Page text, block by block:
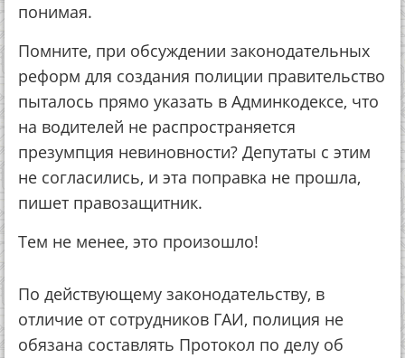
понимая.
Помните, при обсуждении законодательных
реформ для создания полиции правительство
пыталось прямо указать в Админкодексе, что
на водителей не распространяется
презумпция невиновности? Депутаты с этим
не согласились, и эта поправка не прошла,
пишет правозащитник.
Тем не менее, это произошло!
По действующему законодательству, в
отличие от сотрудников ГАИ, полиция не
обязана составлять Протокол по делу об